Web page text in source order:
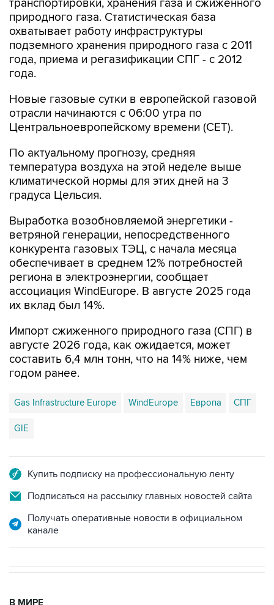
транспортировки, хранения газа и сжиженного
природного газа. Статистическая база
охватывает работу инфраструктуры
подземного хранения природного газа с 2011
года, приема и регазификации СПГ - с 2012
года.
Новые газовые сутки в европейской газовой
отрасли начинаются c 06:00 утра по
Центральноевропейскому времени (CET).
По актуальному прогнозу, средняя
температура воздуха на этой неделе выше
климатической нормы для этих дней на 3
градуса Цельсия.
Выработка возобновляемой энергетики -
ветряной генерации, непосредственного
конкурента газовых ТЭЦ, с начала месяца
обеспечивает в среднем 12% потребностей
региона в электроэнергии, сообщает
ассоциация WindEurope. В августе 2025 года
их вклад был 14%.
Импорт сжиженного природного газа (СПГ) в
августе 2026 года, как ожидается, может
составить 6,4 млн тонн, что на 14% ниже, чем
годом ранее.
Gas Infrastructure Europe WindEurope Европа СПГ
GIE
Купить подписку на профессиональную ленту
Подписаться на рассылку главных новостей сайта
Получать оперативные новости в официальном
канале